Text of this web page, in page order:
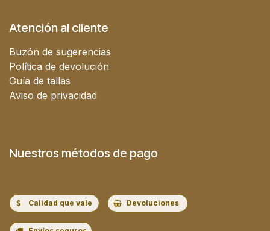
Atención al cliente
Buzón de sugerencias
Política de devolución
Guía de tallas
Aviso de privacidad
Nuestros métodos de pago
Calidad que vale Devoluciones